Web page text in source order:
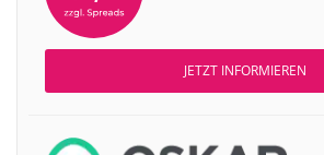
JETZT INFORMIEREN